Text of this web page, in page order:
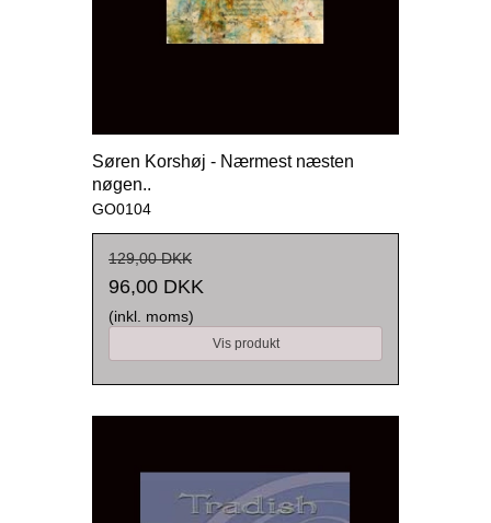
Søren Korshøj - Nærmest næsten
nøgen..
GO0104
129,00 DKK
96,00 DKK
(inkl. moms)
Vis produkt